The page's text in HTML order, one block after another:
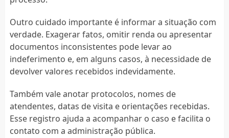
Outro cuidado importante é informar a situação com
verdade. Exagerar fatos, omitir renda ou apresentar
documentos inconsistentes pode levar ao
indeferimento e, em alguns casos, à necessidade de
devolver valores recebidos indevidamente.
Também vale anotar protocolos, nomes de
atendentes, datas de visita e orientações recebidas.
Esse registro ajuda a acompanhar o caso e facilita o
contato com a administração pública.